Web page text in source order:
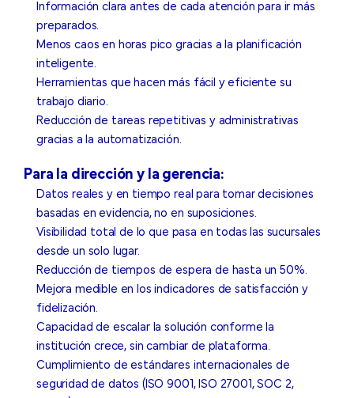
Información clara antes de cada atención para ir más
preparados.
Menos caos en horas pico gracias a la planificación
inteligente.
Herramientas que hacen más fácil y eficiente su
trabajo diario.
Reducción de tareas repetitivas y administrativas
gracias a la automatización.
Para la dirección y la gerencia:
Datos reales y en tiempo real para tomar decisiones
basadas en evidencia, no en suposiciones.
Visibilidad total de lo que pasa en todas las sucursales
desde un solo lugar.
Reducción de tiempos de espera de hasta un 50%.
Mejora medible en los indicadores de satisfacción y
fidelización.
Capacidad de escalar la solución conforme la
institución crece, sin cambiar de plataforma.
Cumplimiento de estándares internacionales de
seguridad de datos (ISO 9001, ISO 27001, SOC 2,